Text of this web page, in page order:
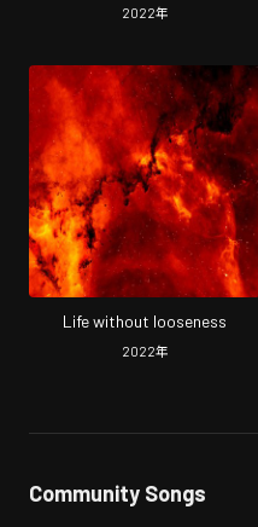
2022年
Life without looseness
2022年
Community Songs